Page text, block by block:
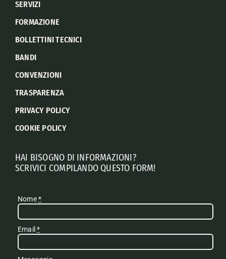
SERVIZI
FORMAZIONE
BOLLETTINI TECNICI
BANDI
CONVENZIONI
TRASPARENZA
PRIVACY POLICY
COOKIE POLICY
HAI BISOGNO DI INFORMAZIONI?
SCRIVICI COMPILANDO QUESTO FORM!
Nome*
Email*